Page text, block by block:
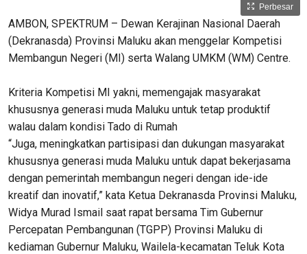
Perbesar
AMBON, SPEKTRUM – Dewan Kerajinan Nasional Daerah
(Dekranasda) Provinsi Maluku akan menggelar Kompetisi
Membangun Negeri (MI) serta Walang UMKM (WM) Centre.
Kriteria Kompetisi MI yakni, memengajak masyarakat
khususnya generasi muda Maluku untuk tetap produktif
walau dalam kondisi Tado di Rumah
“Juga, meningkatkan partisipasi dan dukungan masyarakat
khususnya generasi muda Maluku untuk dapat bekerjasama
dengan pemerintah membangun negeri dengan ide-ide
kreatif dan inovatif,” kata Ketua Dekranasda Provinsi Maluku,
Widya Murad Ismail saat rapat bersama Tim Gubernur
Percepatan Pembangunan (TGPP) Provinsi Maluku di
kediaman Gubernur Maluku, Wailela-kecamatan Teluk Kota